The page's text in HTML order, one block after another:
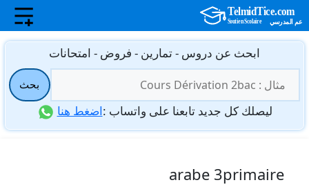
انتقل
المحتوى
ابحث عن دروس - تمارين - فروض - امتحانات
عن:
بحث
ليصلك كل جديد تابعنا على واتساب :اضغط هنا
arabe 3primaire